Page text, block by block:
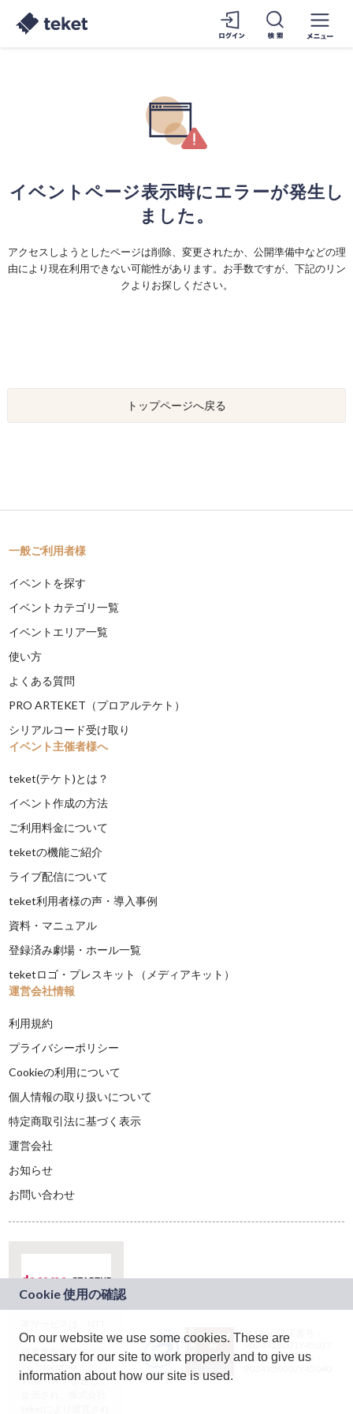
イベントページ表示時にエラーが発生し
ました。
アクセスしようとしたページは削除、変更されたか、公開準備中などの理
由により現在利用できない可能性があります。お手数ですが、下記のリン
クよりお探しください。
トップページへ戻る
一般ご利用者様
イベントを探す
イベントカテゴリ一覧
イベントエリア一覧
使い方
よくある質問
PRO ARTEKET（プロアルテケト）
シリアルコード受け取り
イベント主催者様へ
teket(テケト)とは？
イベント作成の方法
ご利用料金について
teketの機能ご紹介
ライブ配信について
teket利用者様の声・導入事例
資料・マニュアル
登録済み劇場・ホール一覧
teketロゴ・プレスキット（メディアキット）
運営会社情報
利用規約
プライバシーポリシー
Cookieの利用について
個人情報の取り扱いについて
特定商取引法に基づく表示
運営会社
お知らせ
お問い合わせ
ドコモグループの新
規事業創出プログラ
ム「docomo
STARTUP」を通じて
JASRAC許諾番号：
9024936001Y45037
JASRAC許諾番号：
On our website we use some cookies. These are
necessary for our site to work properly and to give us
information about how our site is used.